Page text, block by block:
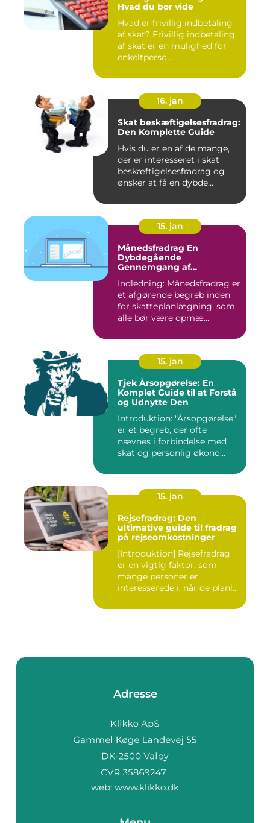
Hvad du bør vide
Hvad er frivillig indbetaling
af skat? Frivillig indbetaling
af skat er en mulighed for
enkeltperso...
16. jan
Skat beskæftigelsesfradrag:
Den Komplette Guide
Hvis du er en af de mange,
der er interesseret i skat
beskæftigelsesfradrag og
ønsker at få en dybde...
15. jan
Månedsfradrag En
Dybdegående
Gennemgang af
Indledning: Månedsfradrag er
et afgørende begreb inden
for skatteplanlægning, som
alle bør være opmæ...
15. jan
Tjek Årsopgørelse: En
Komplet Guide til at Forstå
og Udnytte Den
Introduktion: "Årsopgørelse"
er et begreb, der ofte
nævnes i forbindelse med
skat og personlig økono...
15. jan
Rejsefradrag: Den
ultimative guide til fradrag
på rejseomkostninger
[Introduktion] Rejsefradrag
er en vigtig faktor, som
mange personer er
interesserede i, når de planl...
Adresse
web: www.klikko.dk